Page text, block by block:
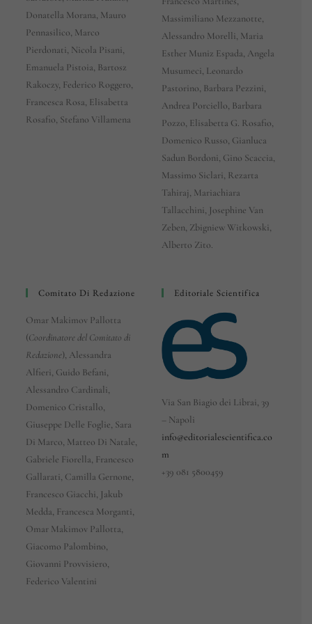
Donatella Morana, Mauro
Pennasilico, Marco
Pierdonati, Nicola Pisani,
Emanuela Pistoia, Bartosz
Rakoczy, Federico Roggero,
Francesca Rosa, Elisabetta
Rosafio, Stefano Villamena
Massimiliano Mezzanotte,
Alessandro Morelli, Maria
Esther Muniz Espada, Angela
Musumeci, Leonardo
Pastorino, Barbara Pezzini,
Andrea Porciello, Barbara
Pozzo, Elisabetta G. Rosafio,
Domenico Russo, Gianluca
Sadun Bordoni, Gino Scaccia,
Massimo Siclari, Rezarta
Tahiraj, Mariachiara
Tallacchini, Josephine Van
Zeben, Zbigniew Witkowski,
Alberto Zito.
Comitato Di Redazione
Omar Makimov Pallotta
(Coordinatore del Comitato di
Redazione), Alessandra
Alfieri, Guido Befani,
Alessandro Cardinali,
Domenico Cristallo,
Giuseppe Delle Foglie, Sara
Di Marco, Matteo Di Natale,
Gabriele Fiorella, Francesco
Gallarati, Camilla Gernone,
Francesco Giacchi, Jakub
Medda, Francesca Morganti,
Omar Makimov Pallotta,
Giacomo Palombino,
Giovanni Provvisiero,
Federico Valentini
Editoriale Scientifica
Via San Biagio dei Librai, 39
– Napoli
info@editorialescientifica.co
m
+39 081 5800459